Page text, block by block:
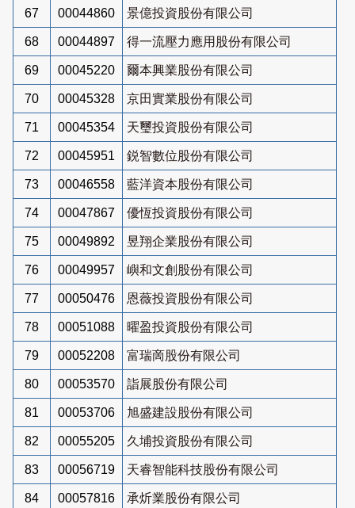
67 00044860 景億投資股份有限公司
68 00044897 得一流壓力應用股份有限公司
69 00045220 爾本興業股份有限公司
70 00045328 京田實業股份有限公司
71 00045354 天璽投資股份有限公司
72 00045951 鋭智數位股份有限公司
73 00046558 藍洋資本股份有限公司
74 00047867 優恆投資股份有限公司
75 00049892 昱翔企業股份有限公司
76 00049957 嶼和文創股份有限公司
77 00050476 恩薇投資股份有限公司
78 00051088 曜盈投資股份有限公司
79 00052208 富瑞啇股份有限公司
80 00053570 詣展股份有限公司
81 00053706 旭盛建設股份有限公司
82 00055205 久埔投資股份有限公司
83 00056719 天睿智能科技股份有限公司
84 00057816 承炘業股份有限公司